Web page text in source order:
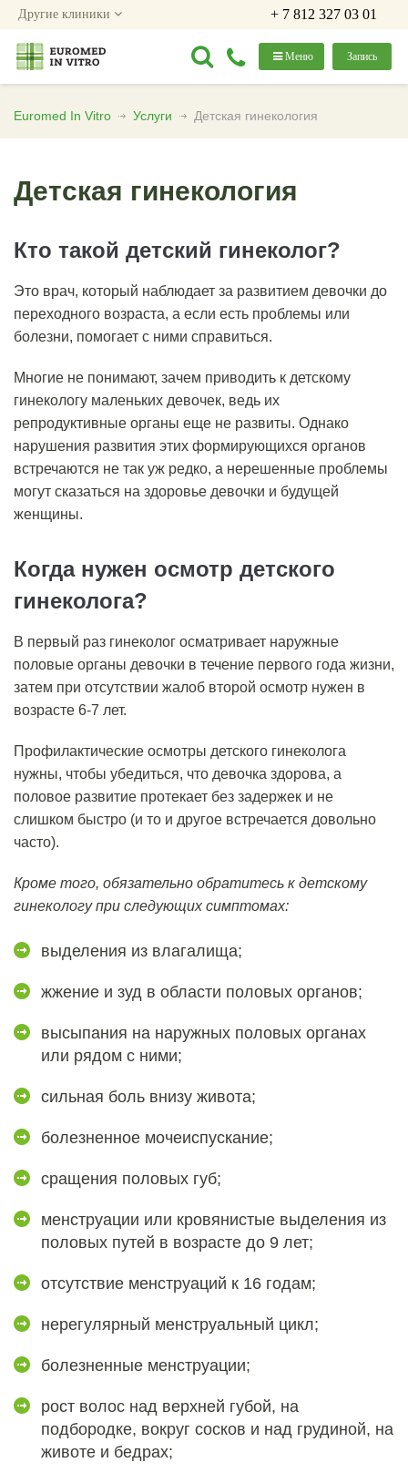
+ 7 812 327 03 01
Другие клиники
Запись
Меню
Euromed In Vitro Услуги Детская гинекология
Детская гинекология
Кто такой детский гинеколог?
Это врач, который наблюдает за развитием девочки до
переходного возраста, а если есть проблемы или
болезни, помогает с ними справиться.
Многие не понимают, зачем приводить к детскому
гинекологу маленьких девочек, ведь их
репродуктивные органы еще не развиты. Однако
нарушения развития этих формирующихся органов
встречаются не так уж редко, а нерешенные проблемы
могут сказаться на здоровье девочки и будущей
женщины.
Когда нужен осмотр детского
гинеколога?
В первый раз гинеколог осматривает наружные
половые органы девочки в течение первого года жизни,
затем при отсутствии жалоб второй осмотр нужен в
возрасте 6-7 лет.
Профилактические осмотры детского гинеколога
нужны, чтобы убедиться, что девочка здорова, а
половое развитие протекает без задержек и не
слишком быстро (и то и другое встречается довольно
часто).
Кроме того, обязательно обратитесь к детскому
гинекологу при следующих симптомах:
выделения из влагалища;
жжение и зуд в области половых органов;
высыпания на наружных половых органах
или рядом с ними;
сильная боль внизу живота;
болезненное мочеиспускание;
сращения половых губ;
менструации или кровянистые выделения из
половых путей в возрасте до 9 лет;
отсутствие менструаций к 16 годам;
нерегулярный менструальный цикл;
болезненные менструации;
рост волос над верхней губой, на
подбородке, вокруг сосков и над грудиной, на
животе и бедрах;